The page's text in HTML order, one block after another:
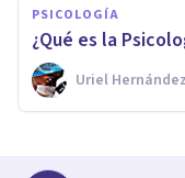
PSICOLOGÍA
¿Qué es la
Uriel